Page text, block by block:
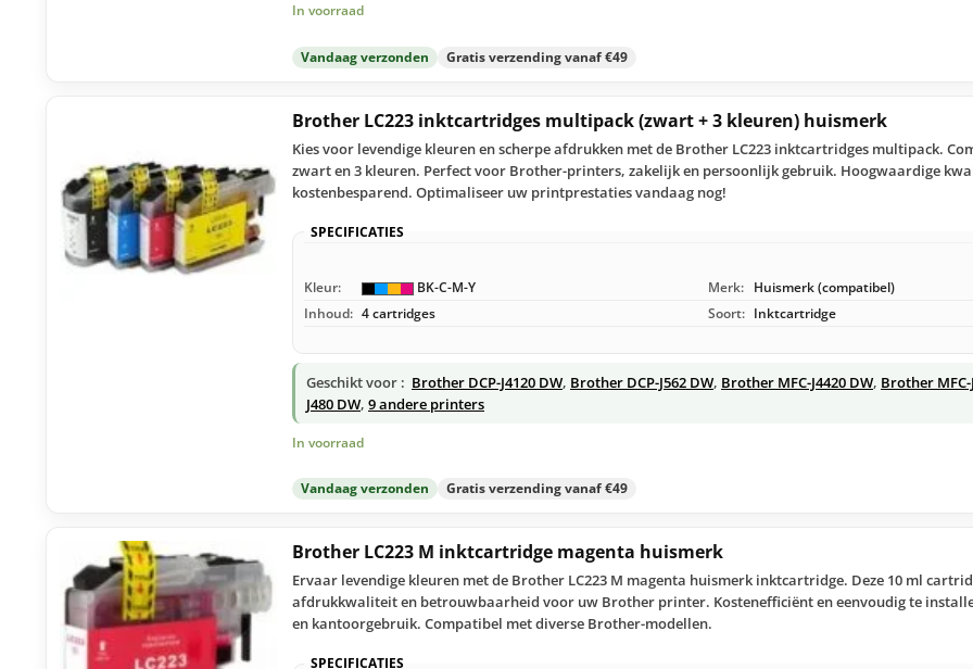
In voorraad
Vandaag verzonden Gratis verzending vanaf €49
Brother LC223 inktcartridges multipack (zwart + 3 kleuren) huismerk
Kies voor levendige kleuren en scherpe afdrukken met de Brother LC223 inktcartridges multipack.
zwart en 3 kleuren. Perfect voor Brother-printers, zakelijk en persoonlijk gebruik. Hoogwaardige
kostenbesparend. Optimaliseer uw printprestaties vandaag nog!
SPECIFICATIES
Kleur: BK-C-M-Y Merk: Huismerk (compatibel)
Inhoud: 4 cartridges Soort: Inktcartridge
Geschikt voor : Brother DCP-J4120 DW, Brother DCP-J562 DW, Brother MFC-J4420 DW, Brother MFC-
J480 DW, 9 andere printers
In voorraad
Vandaag verzonden Gratis verzending vanaf €49
Brother LC223 M inktcartridge magenta huismerk
Ervaar levendige kleuren met de Brother LC223 M magenta huismerk inktcartridge. Deze 10 ml
afdrukkwaliteit en betrouwbaarheid voor uw Brother printer. Kostenefficiënt en eenvoudig te
en kantoorgebruik. Compatibel met diverse Brother-modellen.
SPECIFICATIES